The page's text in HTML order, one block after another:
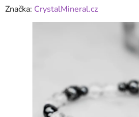
Značka: CrystalMineral.cz